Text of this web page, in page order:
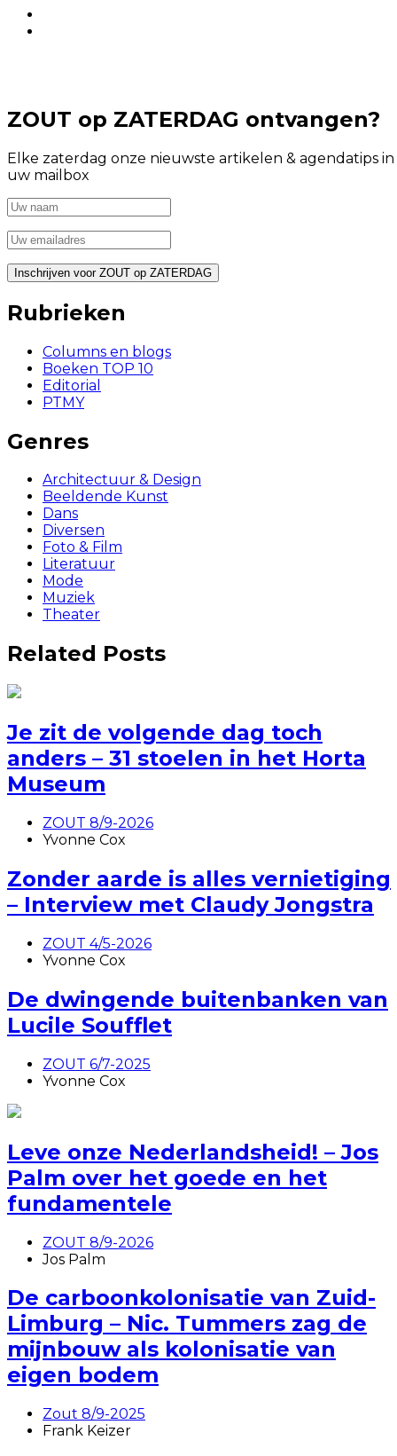
ZOUT op ZATERDAG ontvangen?
Elke zaterdag onze nieuwste artikelen & agendatips in
uw mailbox
Rubrieken
Columns en blogs
Boeken TOP 10
Editorial
PTMY
Genres
Architectuur & Design
Beeldende Kunst
Dans
Diversen
Foto & Film
Literatuur
Mode
Muziek
Theater
Related Posts
Je zit de volgende dag toch
anders – 31 stoelen in het Horta
Museum
ZOUT 8/9-2026
Yvonne Cox
Zonder aarde is alles vernietiging
– Interview met Claudy Jongstra
ZOUT 4/5-2026
Yvonne Cox
De dwingende buitenbanken van
Lucile Soufflet
ZOUT 6/7-2025
Yvonne Cox
Leve onze Nederlandsheid! – Jos
Palm over het goede en het
fundamentele
ZOUT 8/9-2026
Jos Palm
De carboonkolonisatie van Zuid-
Limburg – Nic. Tummers zag de
mijnbouw als kolonisatie van
eigen bodem
Zout 8/9-2025
Frank Keizer